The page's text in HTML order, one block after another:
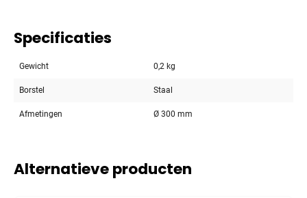
Specificaties
Gewicht 0,2 kg
Borstel Staal
Afmetingen Ø 300 mm
Alternatieve producten